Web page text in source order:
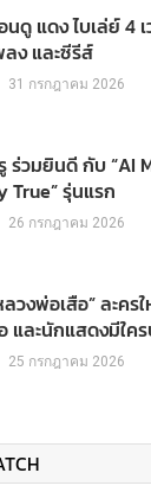
นดู แดง ไบเล่ย์ 4
ลง และซีรีส์
31 กรกฎาคม 2026
ร่วมยินดี กับ “AI
True” รุ่นแรก
26 กรกฎาคม 2026
ลวงพ่อเสือ” ละคร
และนักแสดงมีใค
25 กรกฎาคม 2026